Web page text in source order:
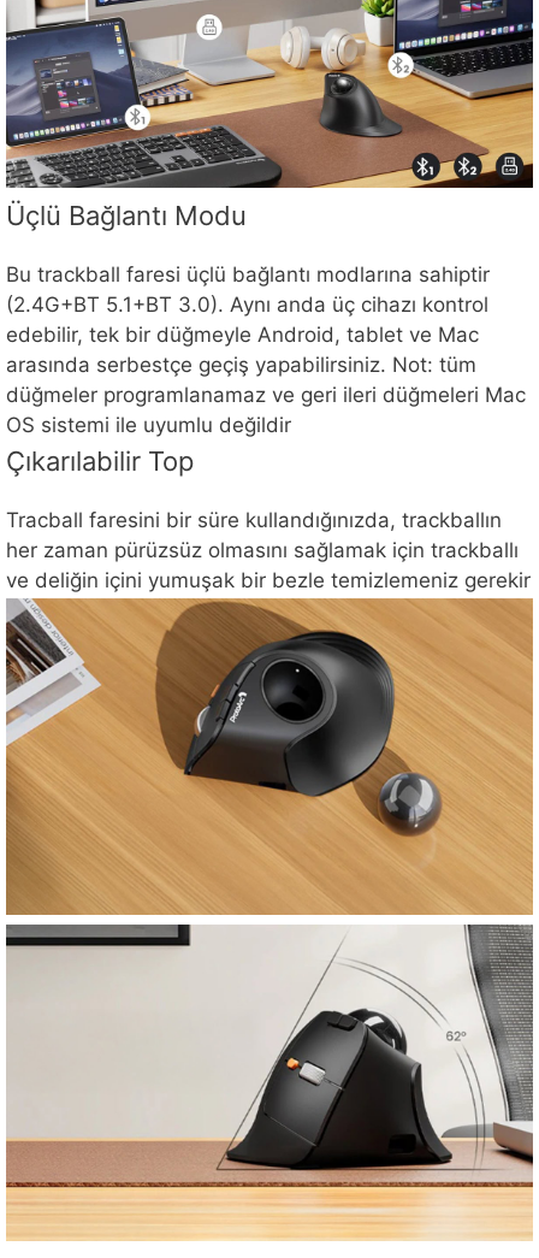
Üçlü Bağlantı Modu
Bu trackball faresi üçlü bağlantı modlarına sahiptir
(2.4G+BT 5.1+BT 3.0). Aynı anda üç cihazı kontrol
edebilir, tek bir düğmeyle Android, tablet ve Mac
arasında serbestçe geçiş yapabilirsiniz. Not: tüm
düğmeler programlanamaz ve geri ileri düğmeleri Mac
OS sistemi ile uyumlu değildir
Çıkarılabilir Top
Tracball faresini bir süre kullandığınızda, trackballın
her zaman pürüzsüz olmasını sağlamak için trackballı
ve deliğin içini yumuşak bir bezle temizlemeniz gerekir